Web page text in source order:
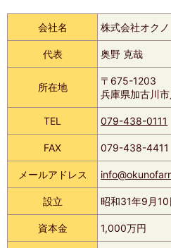
会社名 株式会社オクノ
代表 奥野 克哉
所在地
〒675-1203
兵庫県加古川
TEL 079-438-0111
FAX 079-438-4411
メールアドレス
設立 昭和31年9月10
資本金 1,000万円